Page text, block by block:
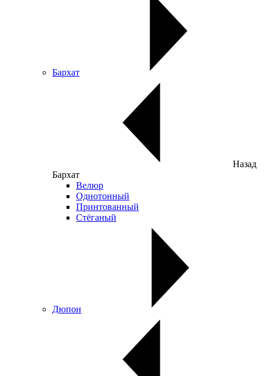
Бархат
Назад
Бархат
Велюр
Однотонный
Принтованный
Стёганый
Дюпон